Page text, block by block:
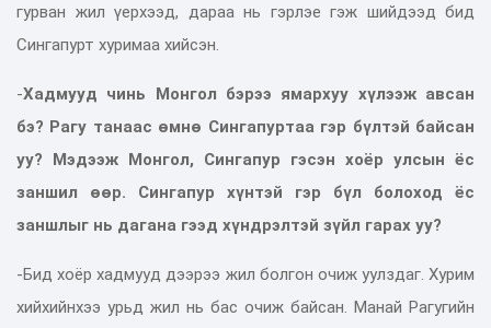
гурван жил үерхээд, дараа нь гэрлэе гэж шийдээд бид
Сингапурт хуримаа хийсэн.
-Хадмууд чинь Монгол бэрээ ямархуу хүлээж авсан
бэ? Рагу танаас өмнө Сингапуртаа гэр бүлтэй байсан
уу? Мэдээж Монгол, Сингапур гэсэн хоёр улсын ёс
заншил өөр. Сингапур хүнтэй гэр бүл болоход ёс
заншлыг нь дагана гээд хүндрэлтэй зүйл гарах уу?
-Бид хоёр хадмууд дээрээ жил болгон очиж уулздаг. Хурим
хийхийнхээ урьд жил нь бас очиж байсан. Манай Рагугийн